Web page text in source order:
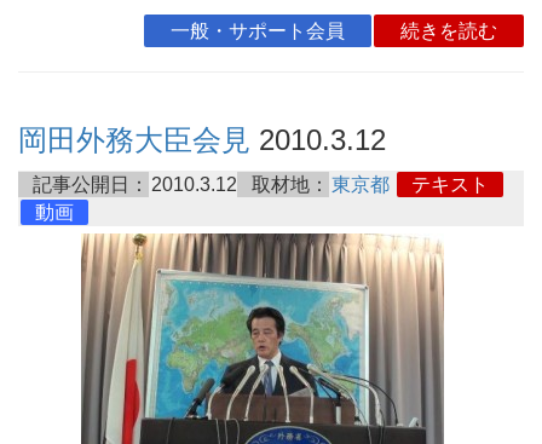
一般・サポート会員 続きを読む
岡田外務大臣会見 2010.3.12
記事公開日： 2010.3.12 取材地： 東京都
テキスト
動画